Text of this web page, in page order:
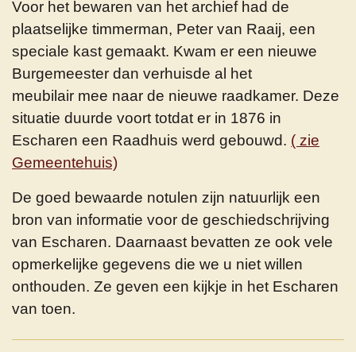
Voor het bewaren van het archief had de
plaatselijke timmerman, Peter van Raaij, een
speciale kast gemaakt. Kwam er een nieuwe
Burgemeester dan verhuisde al het
meubilair mee naar de nieuwe raadkamer. Deze
situatie duurde voort totdat er in 1876 in
Escharen een Raadhuis werd gebouwd. ( zie
Gemeentehuis)
De goed bewaarde notulen zijn natuurlijk een
bron van informatie voor de geschiedschrijving
van Escharen. Daarnaast bevatten ze ook vele
opmerkelijke gegevens die we u niet willen
onthouden. Ze geven een kijkje in het Escharen
van toen.